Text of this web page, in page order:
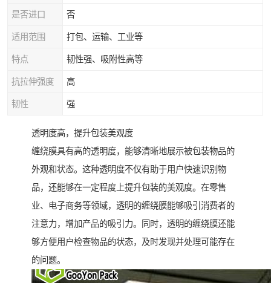
是否进口 否
适用范围 打包、运输、工业等
特点 韧性强、吸附性高等
抗拉伸强度 高
韧性 强
透明度高，提升包装美观度
缠绕膜具有高的透明度，能够清晰地展示被包装物品的
外观和状态。这种透明度不仅有助于用户快速识别物
品，还能够在一定程度上提升包装的美观度。在零售
业、电子商务等领域，透明的缠绕膜能够吸引消费者的
注意力，增加产品的吸引力。同时，透明的缠绕膜还能
够方便用户检查物品的状态，及时发现并处理可能存在
的问题。